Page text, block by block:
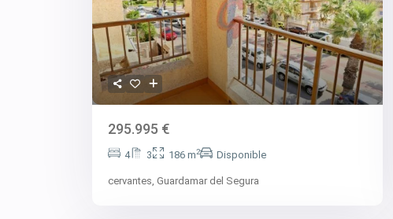
295.995 €
4 3 186 m2 Disponible
cervantes, Guardamar del Segura